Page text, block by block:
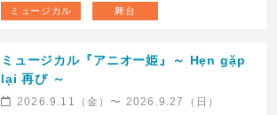
ミュージカル 舞台
ミュージカル『アニオー姫』～ Hẹn gặp
lại 再び ～
2026.9.11（金）〜 2026.9.27（日）